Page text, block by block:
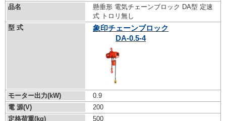
品名
懸垂形 電気チェーンブロック DA型 定速
式 トロリ無し
型 式
象印チェーンブロック
DA-0.5-4
モーター出力(kW)
0.9
電 源(V)
200
定格荷重(kg)
500